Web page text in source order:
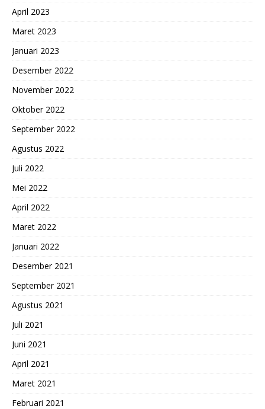
April 2023
Maret 2023
Januari 2023
Desember 2022
November 2022
Oktober 2022
September 2022
Agustus 2022
Juli 2022
Mei 2022
April 2022
Maret 2022
Januari 2022
Desember 2021
September 2021
Agustus 2021
Juli 2021
Juni 2021
April 2021
Maret 2021
Februari 2021